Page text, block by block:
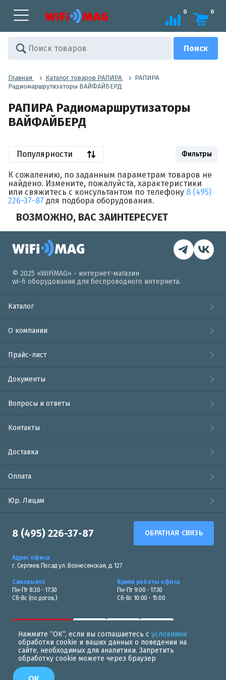
Нажмите “ОК”, если вы соглашаетесь с условиями
обработки cookie и ваших данных о поведении на
сайте, необходимых для аналитики. Запретить
обработку cookie можете через браузер
0 0
Главная Каталог товаров РАПИРА
РАПИРА
Радиомаршрутизаторы ВАЙФАЙБЕРД
РАПИРА Радиомаршрутизаторы
ВАЙФАЙБЕРД
Популярности Фильтры
К сожалению, по заданным параметрам товаров не
найдено. Измените, пожалуйста, характеристики
или свяжитесь с консультантом по телефону 8 (495)
226-37-87 для подбора оборудования.
ВОЗМОЖНО, ВАС ЗАИНТЕРЕСУЕТ
© 2025 «WiFiMAG» - интернет-магазин
wi-fi оборудования для беспроводного интернета.
Каталог
О компании
Прайс-лист
Документы
Вопросы и ответы
Контакты
Доставка
Оплата
Юр. Лицам
8 (495) 226-37-87 ОБРАТНАЯ СВЯЗЬ
Адрес офиса
г. Сергиев Посад ул. Вознесенская, д. 127
Самовывоз
Пн-Пт 8:30 - 17:30
Сб-Вс (по догов.)
Время работы офиса
Пн-Пт 9:00 - 17:30
Сб-Вс 10:00 - 15:00
Политика в области обработки персональных данных